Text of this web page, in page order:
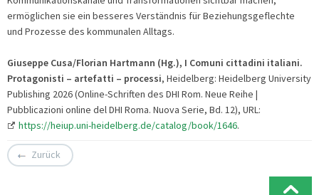
ermöglichen sie ein besseres Verständnis für Beziehungsgeflechte
und Prozesse des kommunalen Alltags.
Giuseppe Cusa/Florian Hartmann (Hg.), I Comuni cittadini italiani.
Protagonisti – artefatti – processi, Heidelberg: Heidelberg University
Publishing 2026 (Online-Schriften des DHI Rom. Neue Reihe |
Pubblicazioni online del DHI Roma. Nuova Serie, Bd. 12), URL:
https://heiup.uni-heidelberg.de/catalog/book/1646.
Zurück